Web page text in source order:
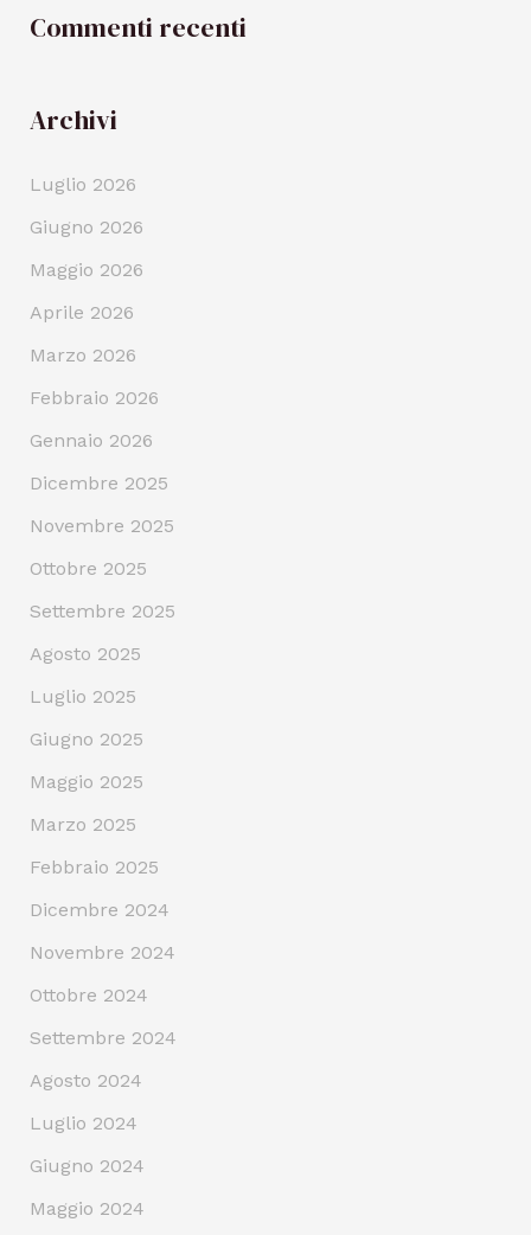
Commenti recenti
Archivi
Luglio 2026
Giugno 2026
Maggio 2026
Aprile 2026
Marzo 2026
Febbraio 2026
Gennaio 2026
Dicembre 2025
Novembre 2025
Ottobre 2025
Settembre 2025
Agosto 2025
Luglio 2025
Giugno 2025
Maggio 2025
Marzo 2025
Febbraio 2025
Dicembre 2024
Novembre 2024
Ottobre 2024
Settembre 2024
Agosto 2024
Luglio 2024
Giugno 2024
Maggio 2024